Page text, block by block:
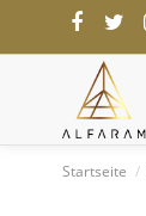
Startseite